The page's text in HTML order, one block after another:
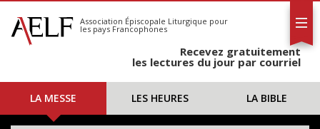
S'abonner
Calendrier
Association Épiscopale Liturgique pour
les pays Francophones
Recevez gratuitement
les lectures du jour par courriel
LA MESSE LES HEURES LA BIBLE